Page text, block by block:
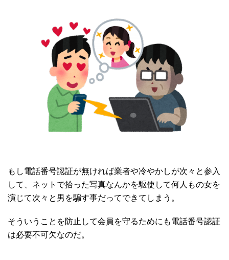
もし電話番号認証が無ければ業者や冷やかしが次々と参入
して、ネットで拾った写真なんかを駆使して何人もの女を
演じて次々と男を騙す事だってできてしまう。
そういうことを防止して会員を守るためにも電話番号認証
は必要不可欠なのだ。